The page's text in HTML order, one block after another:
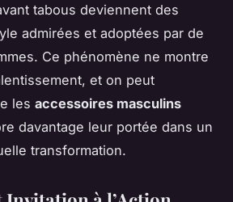
tabous deviennent des
admirées et adoptées par de
Ce phénomène ne montre
et on peut
les accessoires masculins
davantage leur portée dans un
transformation.